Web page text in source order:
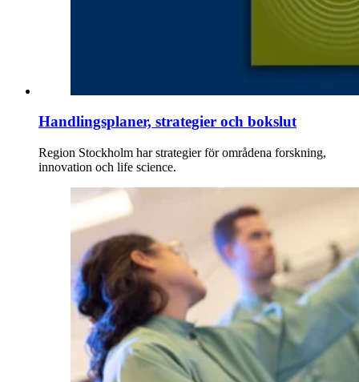
Handlingsplaner, strategier och bokslut
Region Stockholm har strategier för områdena forskning,
innovation och life science.